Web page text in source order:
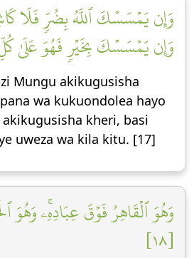
وَإِن يَمۡسَسۡكَ ٱللَّهُ بِضُرّٖ فَلَا
وَإِن يَمۡسَسۡكَ بِخَيۡرٖ فَهُوَ عَلَىٰ كُلِّ
Mungu akikugusisha
wa kukuondolea hayo
akikugusisha kheri, basi
uweza wa kila kitu. [17]
وَهُوَ ٱلۡقَاهِرُ فَوۡقَ عِبَادِهِۦۚ وَهُوَ
[١٨]